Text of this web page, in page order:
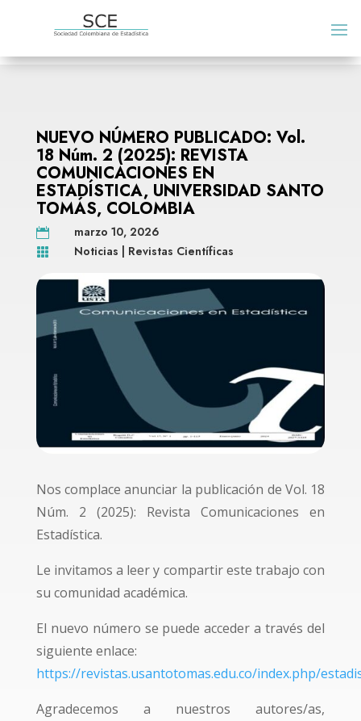
NUEVO NÚMERO PUBLICADO: Vol.
18 Núm. 2 (2025): REVISTA
COMUNICACIONES EN
ESTADÍSTICA, UNIVERSIDAD SANTO
TOMÁS, COLOMBIA
 marzo 10, 2026
 Noticias | Revistas Científicas
Nos complace anunciar la publicación de Vol. 18
Núm. 2 (2025): Revista Comunicaciones en
Estadística.
Le invitamos a leer y compartir este trabajo con
su comunidad académica.
El nuevo número se puede acceder a través del
siguiente enlace:
https://revistas.usantotomas.edu.co/index.php/
Agradecemos a nuestros autores/as,